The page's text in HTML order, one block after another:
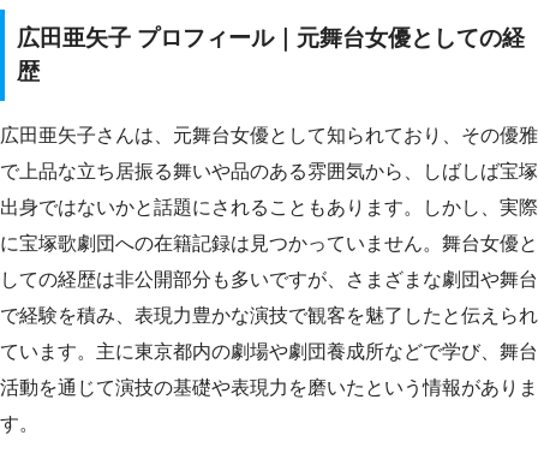
広田亜矢子 プロフィール｜元舞台女優としての経
歴
広田亜矢子さんは、元舞台女優として知られており、その優雅
で上品な立ち居振る舞いや品のある雰囲気から、しばしば宝塚
出身ではないかと話題にされることもあります。しかし、実際
に宝塚歌劇団への在籍記録は見つかっていません。舞台女優と
しての経歴は非公開部分も多いですが、さまざまな劇団や舞台
で経験を積み、表現力豊かな演技で観客を魅了したと伝えられ
ています。主に東京都内の劇場や劇団養成所などで学び、舞台
活動を通じて演技の基礎や表現力を磨いたという情報がありま
す。